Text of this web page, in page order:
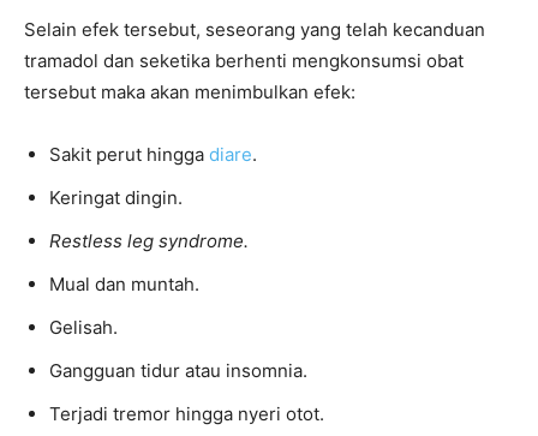
Selain efek tersebut, seseorang yang telah kecanduan
tramadol dan seketika berhenti mengkonsumsi obat
tersebut maka akan menimbulkan efek:
Sakit perut hingga diare.
Keringat dingin.
Restless leg syndrome.
Mual dan muntah.
Gelisah.
Gangguan tidur atau insomnia.
Terjadi tremor hingga nyeri otot.